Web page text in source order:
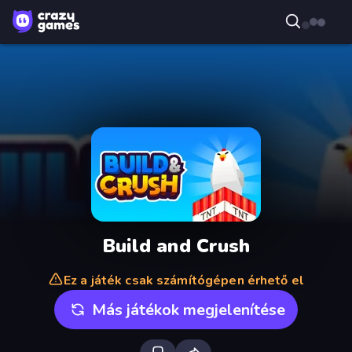
Build and Crush
Ez a játék csak számítógépen érhető el
Más játékok megjelenítése